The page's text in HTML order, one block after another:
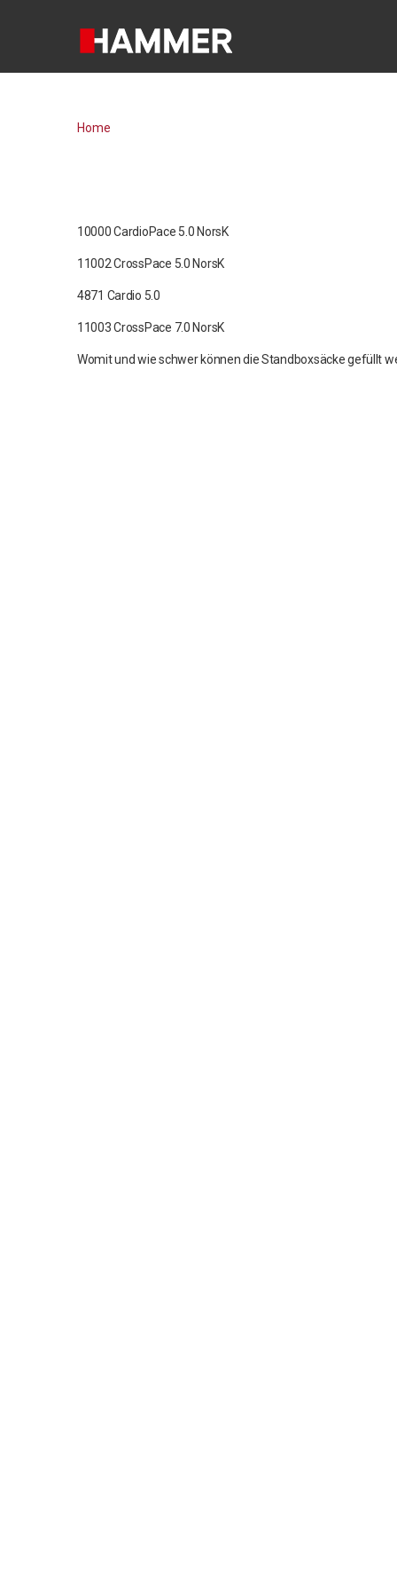
Home
10000 CardioPace 5.0 NorsK
11002 CrossPace 5.0 NorsK
4871 Cardio 5.0
11003 CrossPace 7.0 NorsK
Womit und wie schwer können die Standboxsäcke gefüllt